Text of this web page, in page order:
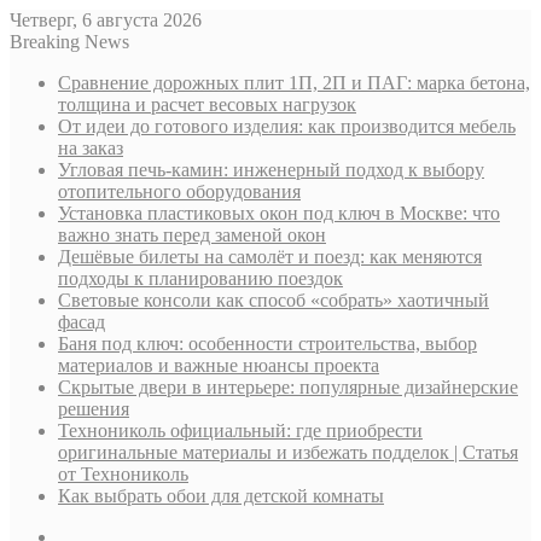
Четверг, 6 августа 2026
Breaking News
Сравнение дорожных плит 1П, 2П и ПАГ: марка бетона,
толщина и расчет весовых нагрузок
От идеи до готового изделия: как производится мебель
на заказ
Угловая печь-камин: инженерный подход к выбору
отопительного оборудования
Установка пластиковых окон под ключ в Москве: что
важно знать перед заменой окон
Дешёвые билеты на самолёт и поезд: как меняются
подходы к планированию поездок
Световые консоли как способ «собрать» хаотичный
фасад
Баня под ключ: особенности строительства, выбор
материалов и важные нюансы проекта
Скрытые двери в интерьере: популярные дизайнерские
решения
Технониколь официальный: где приобрести
оригинальные материалы и избежать подделок | Статья
от Технониколь
Как выбрать обои для детской комнаты